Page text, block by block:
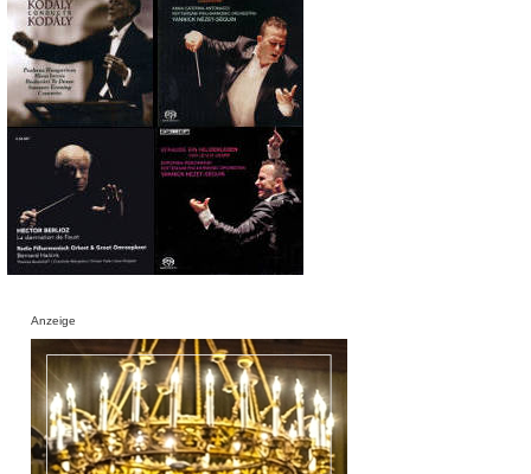
Anzeige